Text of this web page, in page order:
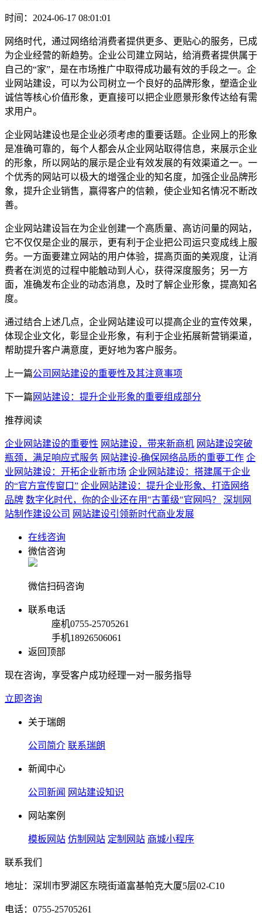
时间：2024-06-17 08:01:01
网络时代，通过网络给消费者提供更多、更贴心的服务，已成
为企业经营的新趋势。企业公司建立网站，给消费者提供属于
自己的“家”，是在市场推广中取得成功最有效的手段之一。企
业网站建设，可以为公司树立一个良好的品牌形象，塑造企业
诚信等核心价值形象，更直接可以把企业愿景形象传达给有需
求用户。
企业网站建设也是企业必须考虑的重要话题。企业网上的形象
是准确可靠的，每个人都会从企业网站取得信息，来展示企业
的形象，所以网站的展示是企业有效发展的有效渠道之一。一
个优秀的网站可以极大的增强企业的知名度，加强企业品牌形
象，提升企业销售，赢得客户的信赖，使企业知名情况不断改
善。
企业网站建设旨在为企业创建一个高质量、高访问量的网站，
它不仅仅是企业的展示，更有利于企业把公司运只变成线上服
务。一方面要建立网站的用户体验，提高页面的美观度，让消
费者在浏览的过程中能触动到人心，获得深度服务；另一方
面，准确发布企业的动态消息，及时了解企业形象，提高知名
度。
通过结合上述几点，企业网站建设可以提高企业的宣传效果，
体现企业文化，彰显企业形象，有利于企业拓展新营销渠道，
帮助提升客户满意度，更好地为客户服务。
上一篇公司网站建设的重要性及其注意事项
下一篇 网站建设：提升企业形象的重要组成部分
推荐阅读
企业网站建设的重要性 网站建设，带来新商机 网站建设突破
瓶颈，满足响应式服务 网站建设-确保网络品质的重要工作 企
业网站建设：开拓企业新市场 企业网站建设：搭建属于企业
的“官方宣传窗口” 企业网站建设：提升企业形象、打造网络
品牌 数字化时代，你的企业还在用"古董级"官网吗？
深圳网
站制作建设公司 网站建设引领新时代商业发展
在线咨询
微信咨询
微信扫码咨询
联系电话
座机0755-25705261
手机18926506061
返回顶部
现在咨询，享受客户成功经理一对一服务指导
立即咨询
关于瑞朗
公司简介 联系瑞朗
新闻中心
公司新闻 网站建设知识
网站案例
模板网站 仿制网站 定制网站 商城小程序
联系我们
地址：深圳市罗湖区东晓街道富基帕克大厦5层02-C10
电话：0755-25705261